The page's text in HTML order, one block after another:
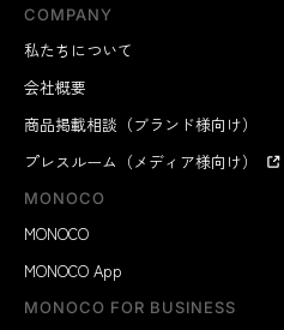
COMPANY
私たちについて
会社概要
商品掲載相談（ブランド様向け）
プレスルーム（メディア様向け）
MONOCO
MONOCO
MONOCO App
MONOCO FOR BUSINESS